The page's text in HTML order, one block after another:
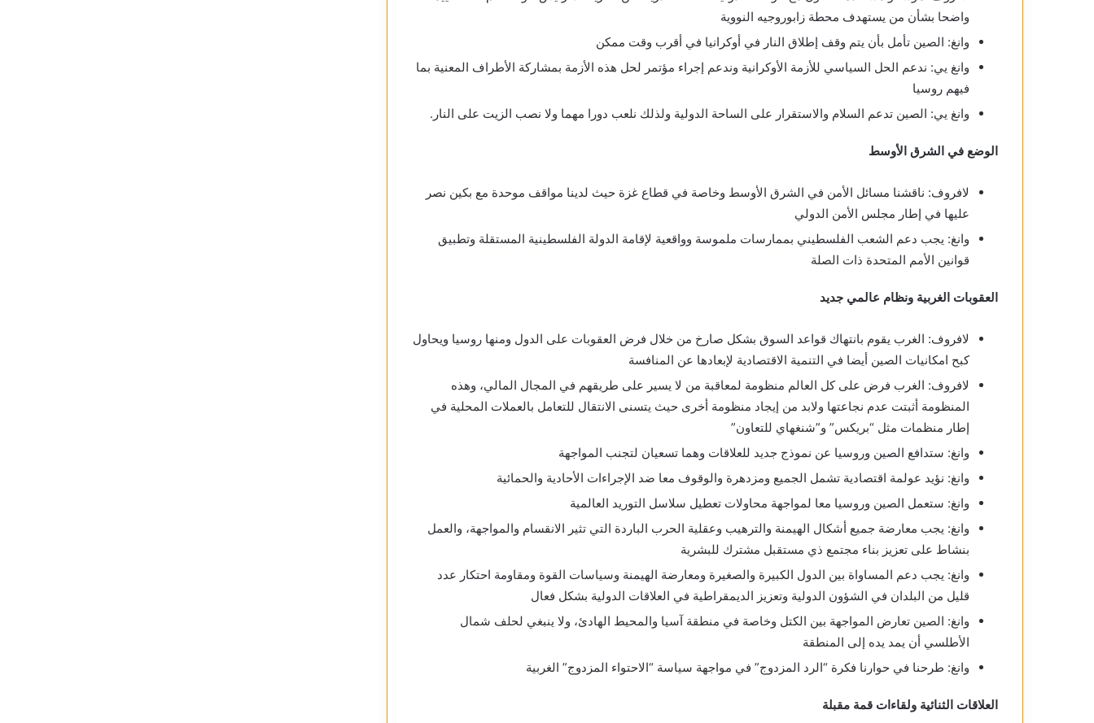
واضحا بشأن من يستهدف محطة زابوروجيه النووية
وانغ: الصين تأمل بأن يتم وقف إطلاق النار في أوكرانيا في أقرب وقت ممكن
وانغ يي: ندعم الحل السياسي للأزمة الأوكرانية وندعم إجراء مؤتمر لحل هذه الأزمة بمشاركة الأطراف المعنية بما
فيهم روسيا
وانغ يي: الصين تدعم السلام والاستقرار على الساحة الدولية ولذلك نلعب دورا مهما ولا نصب الزيت على النار.
الوضع في الشرق الأوسط
لافروف: ناقشنا مسائل الأمن في الشرق الأوسط وخاصة في قطاع غزة حيث لدينا مواقف موحدة مع بكين نصر
عليها في إطار مجلس الأمن الدولي
وانغ: يجب دعم الشعب الفلسطيني بممارسات ملموسة وواقعية لإقامة الدولة الفلسطينية المستقلة وتطبيق
قوانين الأمم المتحدة ذات الصلة
العقوبات الغربية ونظام عالمي جديد
لافروف: الغرب يقوم بانتهاك قواعد السوق بشكل صارخ من خلال فرض العقوبات على الدول ومنها روسيا ويحاول
كبح امكانيات الصين أيضا في التنمية الاقتصادية لإبعادها عن المنافسة
لافروف: الغرب فرض على كل العالم منظومة لمعاقبة من لا يسير على طريقهم في المجال المالي، وهذه
المنظومة أثبتت عدم نجاعتها ولابد من إيجاد منظومة أخرى حيث يتسنى الانتقال للتعامل بالعملات المحلية في
إطار منظمات مثل “بريكس” و”شنغهاي للتعاون”
وانغ: ستدافع الصين وروسيا عن نموذج جديد للعلاقات وهما تسعيان لتجنب المواجهة
وانغ: نؤيد عولمة اقتصادية تشمل الجميع ومزدهرة والوقوف معا ضد الإجراءات الأحادية والحمائية
وانغ: ستعمل الصين وروسيا معا لمواجهة محاولات تعطيل سلاسل التوريد العالمية
وانغ: يجب معارضة جميع أشكال الهيمنة والترهيب وعقلية الحرب الباردة التي تثير الانقسام والمواجهة، والعمل
بنشاط على تعزيز بناء مجتمع ذي مستقبل مشترك للبشرية
وانغ: يجب دعم المساواة بين الدول الكبيرة والصغيرة ومعارضة الهيمنة وسياسات القوة ومقاومة احتكار عدد
قليل من البلدان في الشؤون الدولية وتعزيز الديمقراطية في العلاقات الدولية بشكل فعال
وانغ: الصين تعارض المواجهة بين الكتل وخاصة في منطقة آسيا والمحيط الهادئ، ولا ينبغي لحلف شمال
الأطلسي أن يمد يده إلى المنطقة
وانغ: طرحنا في حوارنا فكرة “الرد المزدوج” في مواجهة سياسة “الاحتواء المزدوج” الغربية
العلاقات الثنائية ولقاءات قمة مقبلة